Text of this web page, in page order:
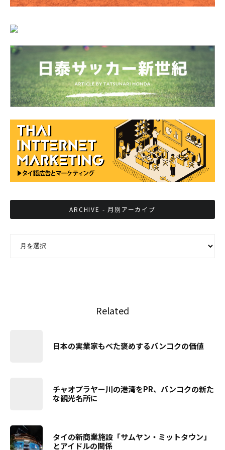
ARCHIVE - 月別アーカイブ
Related
日本の実業家もべた褒めするバンコクの価値
チャオプラヤー川の港湾をPR、バンコクの新た
な観光名所に
タイの新商業施設「サムヤン・ミットタウン」
とアイドルの関係